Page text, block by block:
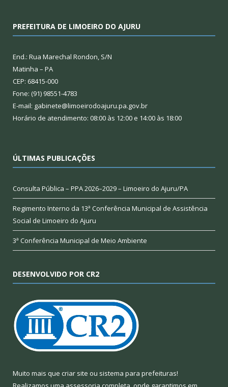
PREFEITURA DE LIMOEIRO DO AJURU
End.: Rua Marechal Rondon, S/N
Matinha – PA
CEP: 68415-000
Fone: (91) 98551-4783
E-mail: gabinete@limoeirodoajuru.pa.gov.br
Horário de atendimento: 08:00 às 12:00 e 14:00 às 18:00
ÚLTIMAS PUBLICAÇÕES
Consulta Pública – PPA 2026–2029 – Limoeiro do Ajuru/PA
Regimento Interno da 13ª Conferência Municipal de Assistência
Social de Limoeiro do Ajuru
3ª Conferência Municipal de Meio Ambiente
DESENVOLVIDO POR CR2
Muito mais que criar site ou sistema para prefeituras!